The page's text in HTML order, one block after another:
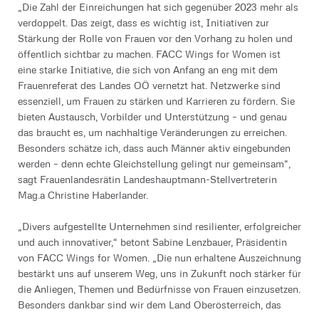
„Die Zahl der Einreichungen hat sich gegenüber 2023 mehr als
verdoppelt. Das zeigt, dass es wichtig ist, Initiativen zur
Stärkung der Rolle von Frauen vor den Vorhang zu holen und
öffentlich sichtbar zu machen. FACC Wings for Women ist
eine starke Initiative, die sich von Anfang an eng mit dem
Frauenreferat des Landes OÖ vernetzt hat. Netzwerke sind
essenziell, um Frauen zu stärken und Karrieren zu fördern. Sie
bieten Austausch, Vorbilder und Unterstützung – und genau
das braucht es, um nachhaltige Veränderungen zu erreichen.
Besonders schätze ich, dass auch Männer aktiv eingebunden
werden – denn echte Gleichstellung gelingt nur gemeinsam“,
sagt Frauenlandesrätin Landeshauptmann-Stellvertreterin
Mag.a Christine Haberlander.
„Divers aufgestellte Unternehmen sind resilienter, erfolgreicher
und auch innovativer,“ betont Sabine Lenzbauer, Präsidentin
von FACC Wings for Women. „Die nun erhaltene Auszeichnung
bestärkt uns auf unserem Weg, uns in Zukunft noch stärker für
die Anliegen, Themen und Bedürfnisse von Frauen einzusetzen.
Besonders dankbar sind wir dem Land Oberösterreich, das